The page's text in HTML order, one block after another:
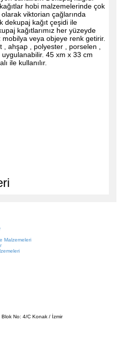
hobi malzemelerinde çok
viktorian çağlarında
dekupaj kağıt çeşidi ile
kağıtlarımız her yüzeyde
mobilya veya objeye renk getirir.
, ahşap , polyester , porselen ,
45 xm x 33 cm
ile kullanılır.
Malzemeleri
No: 4/C Konak / İzmir